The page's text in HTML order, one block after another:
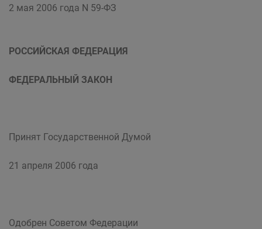
2 мая 2006 года N 59-ФЗ
РОССИЙСКАЯ ФЕДЕРАЦИЯ
ФЕДЕРАЛЬНЫЙ ЗАКОН
Принят Государственной Думой
21 апреля 2006 года
Одобрен Советом Федерации